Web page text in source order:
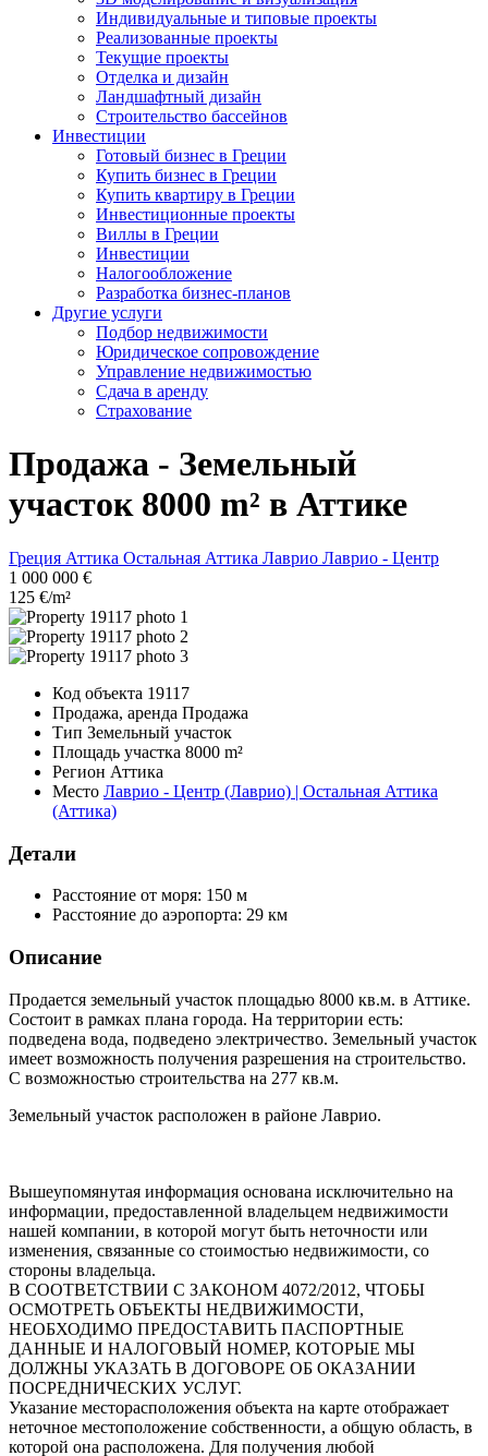
Индивидуальные и типовые проекты
Реализованные проекты
Текущие проекты
Отделка и дизайн
Ландшафтный дизайн
Строительство бассейнов
Инвестиции
Готовый бизнес в Греции
Купить бизнес в Греции
Купить квартиру в Греции
Инвестиционные проекты
Виллы в Греции
Инвестиции
Налогообложение
Разработка бизнес-планов
Другие услуги
Подбор недвижимости
Юридическое сопровождение
Управление недвижимостью
Сдача в аренду
Страхование
Продажа - Земельный
участок 8000 m² в Аттике
Греция Аттика Остальная Аттика Лаврио Лаврио - Центр
1 000 000 €
125 €/m²
Код объекта 19117
Продажа, аренда Продажа
Тип Земельный участок
Площадь участка 8000 m²
Регион Аттика
Место Лаврио - Центр (Лаврио) | Остальная Аттика
(Аттика)
Детали
Расстояние от моря: 150 м
Расстояние до аэропорта: 29 км
Описание
Продается земельный участок площадью 8000 кв.м. в Аттике.
Состоит в рамках плана города. На территории есть:
подведена вода, подведено электричество. Земельный участок
имеет возможность получения разрешения на строительство.
С возможностью строительства на 277 кв.м.
Земельный участок расположен в районе Лаврио.
Вышеупомянутая информация основана исключительно на
информации, предоставленной владельцем недвижимости
нашей компании, в которой могут быть неточности или
изменения, связанные со стоимостью недвижимости, со
стороны владельца.
В СООТВЕТСТВИИ С ЗАКОНОМ 4072/2012, ЧТОБЫ
ОСМОТРЕТЬ ОБЪЕКТЫ НЕДВИЖИМОСТИ,
НЕОБХОДИМО ПРЕДОСТАВИТЬ ПАСПОРТНЫЕ
ДАННЫЕ И НАЛОГОВЫЙ НОМЕР, КОТОРЫЕ МЫ
ДОЛЖНЫ УКАЗАТЬ В ДОГОВОРЕ ОБ ОКАЗАНИИ
ПОСРЕДНИЧЕСКИХ УСЛУГ.
Указание месторасположения объекта на карте отображает
неточное местоположение собственности, а общую область, в
которой она расположена. Для получения любой